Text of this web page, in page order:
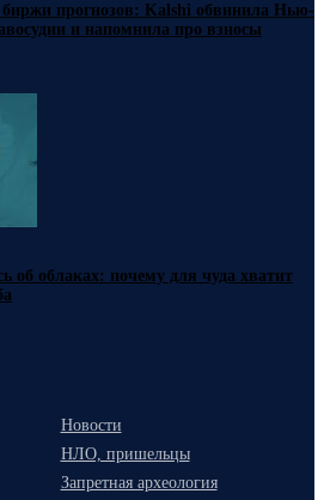
прогнозов: Kalshi обвинила Нью-
и напомнила про взносы
об облаках: почему для чуда хватит
Новости
НЛО, пришельцы
Запретная археология